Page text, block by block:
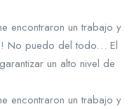
encontraron un trabajo y
No puedo del todo… El
un alto nivel de
encontraron un trabajo y